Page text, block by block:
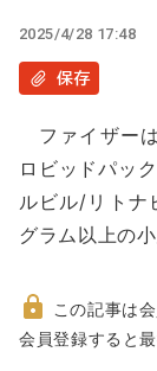
ツ
に
2025/4/28 17:48
保存
ファイザー
ロビッドパッ
ルビル/リトナ
グラム以上の
非
この記事は
会員登録すると